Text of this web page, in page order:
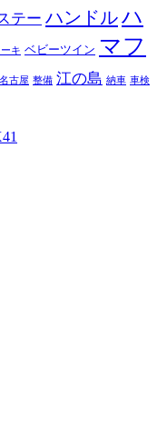
テー ハンドルハ
キ ベビーツイン マフ
名古屋 整備 江の島 納車 車検